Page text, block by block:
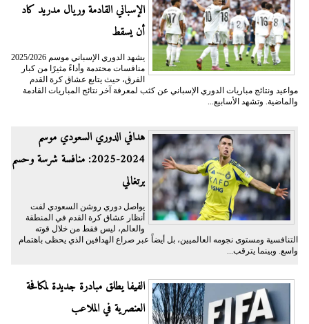
الإسباني القادمة وريال مدريد كاد
أن يسقط
يشهد الدوري الإسباني موسم 2025/2026
منافسات محتدمة وأداءً مثيرًا من كبار
الفرق، حيث يتابع عشاق كرة القدم
مواعيد ونتائج مباريات الدوري الإسباني عن كثب لمعرفة آخر نتائج المباريات القادمة
والماضية. وتشهد الأسابيع...
هدافي الدوري السعودي موسم
2024-2025: منافسة شرسة وحسم
برتغالي
يواصل دوري روشن السعودي لفت
أنظار عشاق كرة القدم في المنطقة
والعالم، ليس فقط من خلال قوته
التنافسية ومستوى نجومه العالميين، بل أيضاً عبر صراع الهدافين الذي يحظى باهتمام
واسع. وبينما يترقب...
الفيفا يطلق مبادرة جديدة لمكافحة
العنصرية في الملاعب